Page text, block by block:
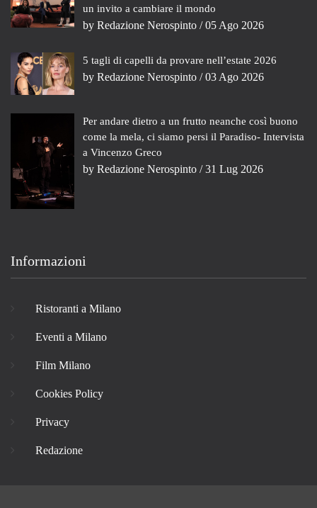
un invito a cambiare il mondo
by Redazione Nerospinto / 05 Ago 2026
5 tagli di capelli da provare nell’estate 2026
by Redazione Nerospinto / 03 Ago 2026
Per andare dietro a un frutto neanche così buono
come la mela, ci siamo persi il Paradiso- Intervista
a Vincenzo Greco
by Redazione Nerospinto / 31 Lug 2026
Informazioni
Ristoranti a Milano
Eventi a Milano
Film Milano
Cookies Policy
Privacy
Redazione